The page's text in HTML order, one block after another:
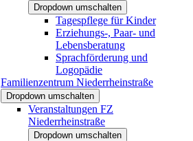
Dropdown umschalten
Tagespflege für Kinder
Erziehungs-, Paar- und
Lebensberatung
Sprachförderung und
Logopädie
Familienzentrum Niederrheinstraße
Dropdown umschalten
Veranstaltungen FZ
Niederrheinstraße
Dropdown umschalten